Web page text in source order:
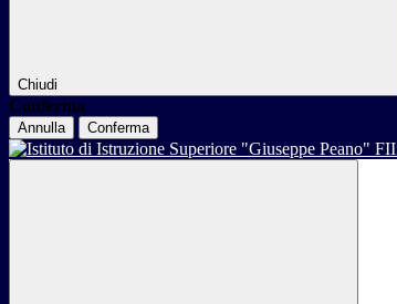
Chiudi
Conferma
Annulla Conferma